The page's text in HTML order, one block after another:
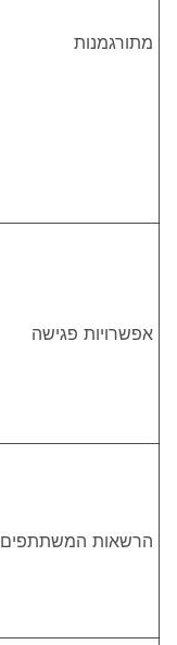
מתורגמנות
אפשרויות פגישה
הרשאות המשתתפים